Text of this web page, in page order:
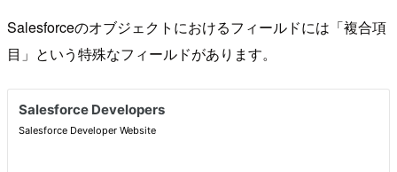
Salesforceのオブジェクトにおけるフィールドには「複合項
目」という特殊なフィールドがあります。